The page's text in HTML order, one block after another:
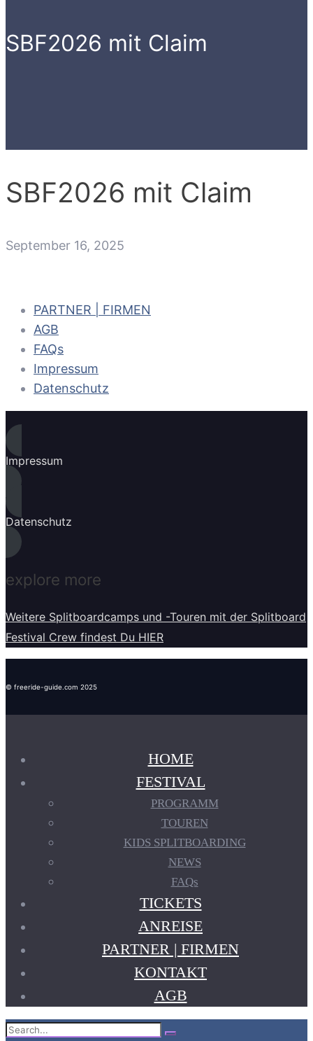
SBF2026 mit Claim
SBF2026 mit Claim
September 16, 2025
PARTNER | FIRMEN
AGB
FAQs
Impressum
Datenschutz
Impressum
Datenschutz
explore more
Weitere Splitboardcamps und -Touren mit der Splitboard
Festival Crew findest Du HIER
© freeride-guide.com 2025
HOME
FESTIVAL
PROGRAMM
TOUREN
KIDS SPLITBOARDING
NEWS
FAQs
TICKETS
ANREISE
PARTNER | FIRMEN
KONTAKT
AGB
Search
Search